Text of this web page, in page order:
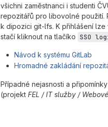
všichni zaměstnanci i studenti
repozitářů pro libovolné použití.
k dipozici git-lfs. K přihlášení lze
stačí kliknout na tlačíko SSO
Návod k systému GitLab
Hromadné zakládání
Případné nejasnosti a
(projekt FEL / IT služby /